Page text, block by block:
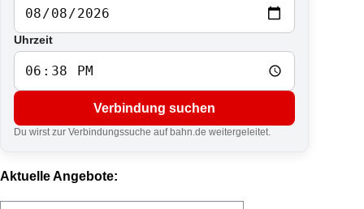
Uhrzeit
Verbindung suchen
Du wirst zur Verbindungssuche auf bahn.de weitergeleitet.
Aktuelle Angebote: